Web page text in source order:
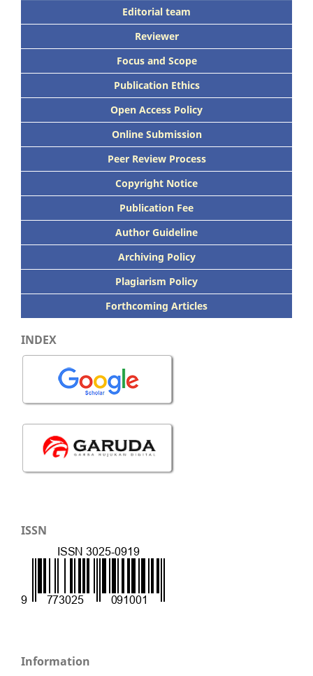
Editorial team
Reviewer
Focus and Scope
Publication Ethics
Open Access Policy
Online Submission
Peer Review Process
Copyright Notice
Publication Fee
Author Guideline
Archiving Policy
Plagiarism Policy
Forthcoming Articles
INDEX
ISSN
Information